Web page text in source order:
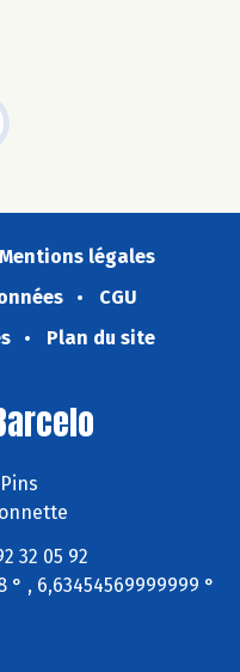
Mentions légales
CGU
Plan du site
32 05 92
° , 6,63454569999999 °